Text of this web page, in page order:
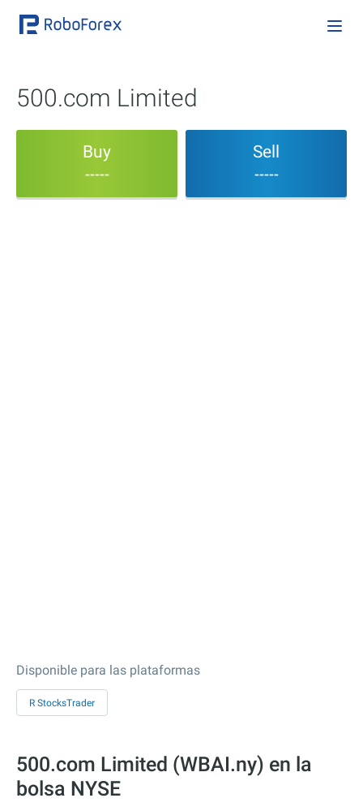
500.com Limited
Buy
-----
Sell
-----
Disponible para las plataformas
R StocksTrader
500.com Limited (WBAI.ny) en la
bolsa NYSE